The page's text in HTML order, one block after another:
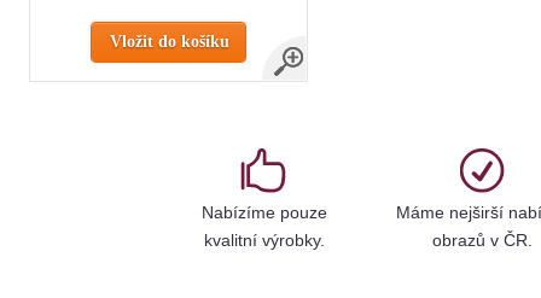
Vložit do košíku
Nabízíme pouze
kvalitní výrobky.
Máme nejširší
obrazů v ČR.